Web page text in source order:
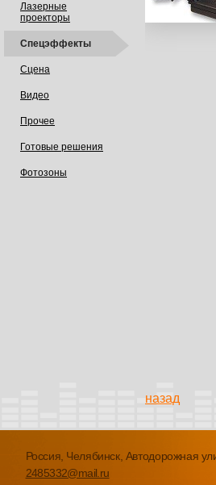
Лазерные
проекторы
Спецэффекты
Сцена
Видео
Прочее
Готовые решения
Фотозоны
назад
Россия, Челябинск, Автодорожная
2485332@mail.ru